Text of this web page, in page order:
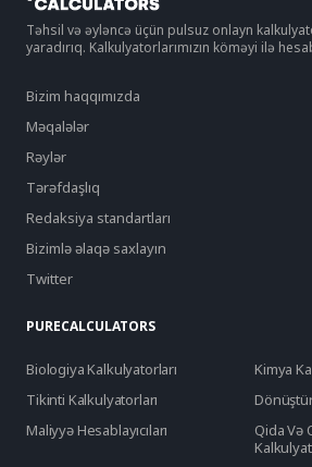
Təhsil və əyləncə üçün pulsuz onlayn
yaradırıq. Kalkulyatorlarımızın köməyi ilə
Bizim haqqımızda
Məqalələr
Rəylər
Tərəfdaşlıq
Redaksiya standartları
Bizimlə əlaqə saxlayın
Twitter
PURECALCULATORS
Biologiya Kalkulyatorları
Kimya
Tikinti Kalkulyatorları
Maliyyə Hesablayıcıları
Qida Və